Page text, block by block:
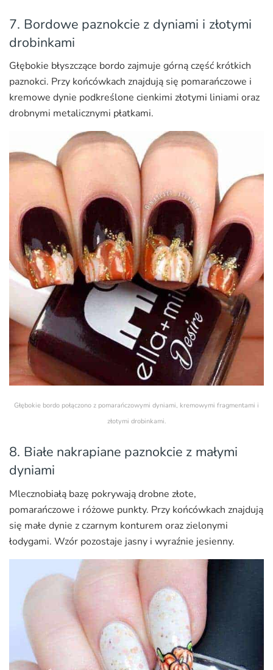
7. Bordowe paznokcie z dyniami i złotymi
drobinkami
Głębokie błyszczące bordo zajmuje górną część krótkich
paznokci. Przy końcówkach znajdują się pomarańczowe i
kremowe dynie podkreślone cienkimi złotymi liniami oraz
drobnymi metalicznymi płatkami.
Głębokie bordo połączono z pomarańczowymi dyniami, kremowymi fragmentami i
złotymi drobinkami.
8. Białe nakrapiane paznokcie z małymi
dyniami
Mlecznobiałą bazę pokrywają drobne złote,
pomarańczowe i różowe punkty. Przy końcówkach znajdują
się małe dynie z czarnym konturem oraz zielonymi
łodygami. Wzór pozostaje jasny i wyraźnie jesienny.